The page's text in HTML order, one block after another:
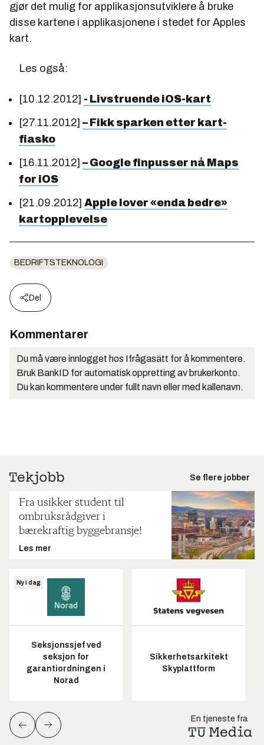
gjør det mulig for applikasjonsutviklere å bruke
disse kartene i applikasjonene i stedet for Apples
kart.
Les også:
[10.12.2012] - Livstruende iOS-kart
[27.11.2012] – Fikk sparken etter kart-
fiasko
[16.11.2012] – Google finpusser nå Maps
for iOS
[21.09.2012] Apple lover «enda bedre»
kartopplevelse
BEDRIFTSTEKNOLOGI
Del
Kommentarer
Du må være innlogget hos Ifrågasätt for å kommentere.
Bruk BankID for automatisk oppretting av brukerkonto.
Du kan kommentere under fullt navn eller med kallenavn.
Se flere jobber
Fra usikker student til
ombruksrådgiver i
bærekraftig byggebransje!
Les mer
Ny i dag
Seksjonssjef ved
seksjon for
garantiordningen i
Norad
Sikkerhetsarkitekt
Skyplattform
En tjeneste fra